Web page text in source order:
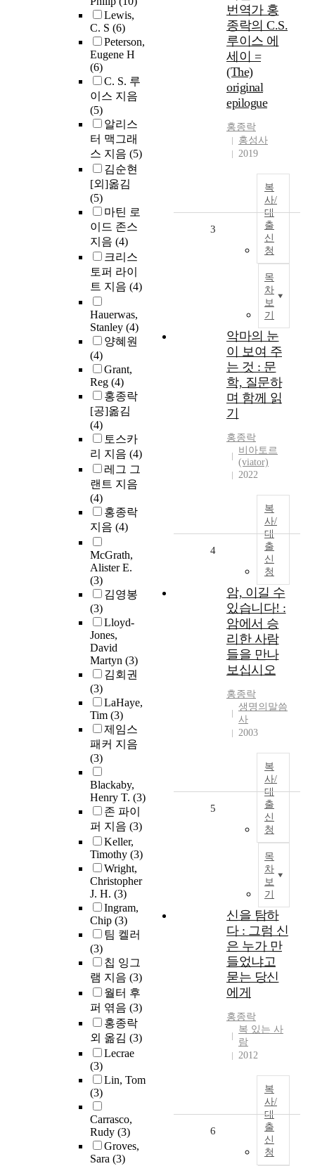
Lewis,
C. S (6)
Peterson,
Eugene H
(6)
C. S. 루
이스 지음
(5)
알리스
터 맥그래
스 지음 (5)
김순현
[외]옮김
(5)
마틴 로
이드 존스
지음 (4)
크리스
토퍼 라이
트 지음 (4)
Hauerwas,
Stanley (4)
양혜원
(4)
Grant,
Reg (4)
홍종락
[공]옮김
(4)
토스카
리 지음 (4)
레그 그
랜트 지음
(4)
홍종락
지음 (4)
McGrath,
Alister E.
(3)
김영봉
(3)
Lloyd-
Jones,
David
Martyn (3)
김회권
(3)
LaHaye,
Tim (3)
제임스
패커 지음
(3)
Blackaby,
Henry T. (3)
존 파이
퍼 지음 (3)
Keller,
Timothy (3)
Wright,
Christopher
J. H. (3)
Ingram,
Chip (3)
팀 켈러
(3)
칩 잉그
램 지음 (3)
월터 후
퍼 엮음 (3)
홍종락
외 옮김 (3)
Lecrae
(3)
Lin, Tom
(3)
Carrasco,
Rudy (3)
Groves,
Sara (3)
번역가 홍
종락의 C.S.
루이스 에
세이 =
(The)
original
epilogue
홍종락
홍성사
2019
복
사/
대
출
신
청
목
차
보
기
3
악마의 눈
이 보여 주
는 것 : 문
학, 질문하
며 함께 읽
기
홍종락
비아토르
(viator)
2022
복
사/
대
출
신
청
4
암, 이길 수
있습니다! :
암에서 승
리한 사람
들을 만나
보십시오
홍종락
생명의말씀
사
2003
복
사/
대
출
신
청
목
차
보
기
5
신을 탐하
다 : 그럼 신
은 누가 만
들었냐고
묻는 당신
에게
홍종락
복 있는 사
람
2012
복
사/
대
출
신
청
6